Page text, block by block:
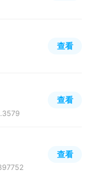
查看
查看
查看